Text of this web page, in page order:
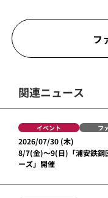
フ
関連ニュース
イベント フ
2026/07/30 (木)
8/7(金)～9(日)「浦安鉄
ーズ」開催